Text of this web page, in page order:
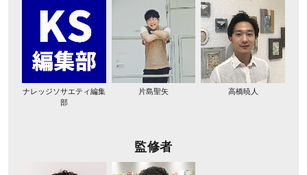
ナレッジソサエティ編集
部
片島聖矢 高橋暁人
監修者